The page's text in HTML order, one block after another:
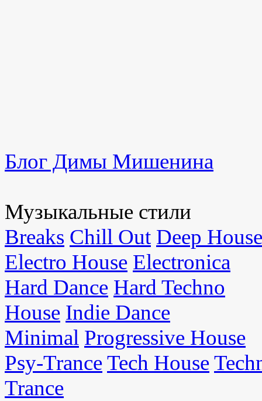
Блог Димы Мишенина
Музыкальные стили
Breaks Chill Out Deep House
Electro House Electronica
Hard Dance Hard Techno
House Indie Dance
Minimal Progressive House
Psy-TranceTech House
Trance